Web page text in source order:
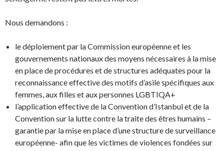
Nous demandons :
le déploiement par la Commission européenne et les
gouvernements nationaux des moyens nécessaires à la mise
en place de procédures et de structures adéquates pour la
reconnaissance effective des motifs d’asile spécifiques aux
femmes, aux filles et aux personnes LGBTIQA+
l’application effective de la Convention d’Istanbul et de la
Convention sur la lutte contre la traite des êtres humains –
garantie par la mise en place d’une structure de surveillance
européenne- afin que les victimes de violences fondées sur